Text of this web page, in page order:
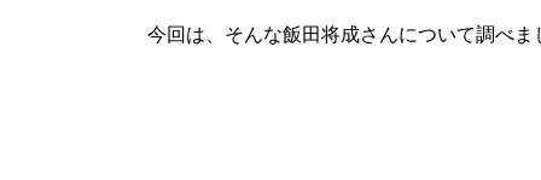
今回は、そんな飯田将成さんについて調べま